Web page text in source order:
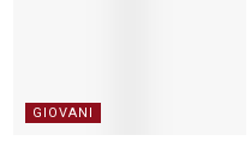
GIOVANI